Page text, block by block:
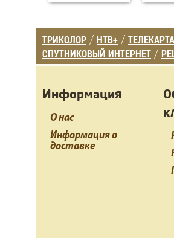
ТРИКОЛОР / НТВ+ / ТЕЛЕКАРТА
СПУТНИКОВЫЙ ИНТЕРНЕТ /
Информация
О нас
Информация о
доставке